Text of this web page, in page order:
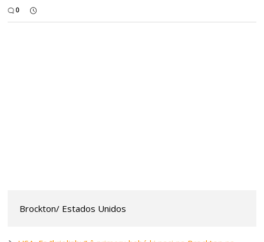
0
Brockton/ Estados Unidos